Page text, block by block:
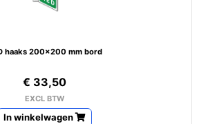
haaks 200x200 mm bord
€ 33,50
EXCL BTW
In winkelwagen